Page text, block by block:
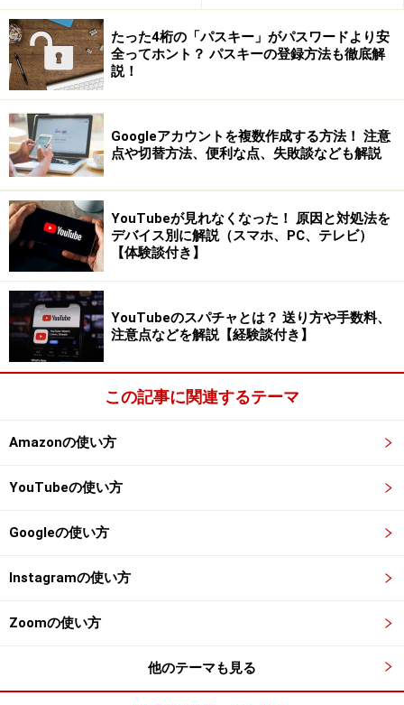
字幕を翻訳する方法（Webブラウザ版のみ
対応）
字幕をつけた上で翻訳機能を利用すれば、外国語の動画
でも理解しやすくなります。語学学習をしたい場合等に
利用してみてはいかがでしょう。
字幕を翻訳するには、上記の字幕作成プロセスを行った
上で以下の操作を行います。
設定アイコンから字幕を選択する
設定アイコンから字幕を選択
自動翻訳を選択する
自動翻訳を選択
言語を選択する
言語を選択
翻訳された字幕が表示される
たった4桁の「パスキー」がパスワードより安
全ってホント？ パスキーの登録方法も徹底解
説！
Googleアカウントを複数作成する方法！ 注意
点や切替方法、便利な点、失敗談なども解説
YouTubeが見れなくなった！ 原因と対処法を
デバイス別に解説（スマホ、PC、テレビ）
【体験談付き】
YouTubeのスパチャとは？ 送り方や手数料、
注意点などを解説【経験談付き】
この記事に関連するテーマ
Amazonの使い方
YouTubeの使い方
Googleの使い方
Instagramの使い方
Zoomの使い方
他のテーマも見る